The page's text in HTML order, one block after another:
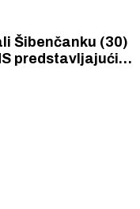
Šibenčanku (30)
predstavljajući